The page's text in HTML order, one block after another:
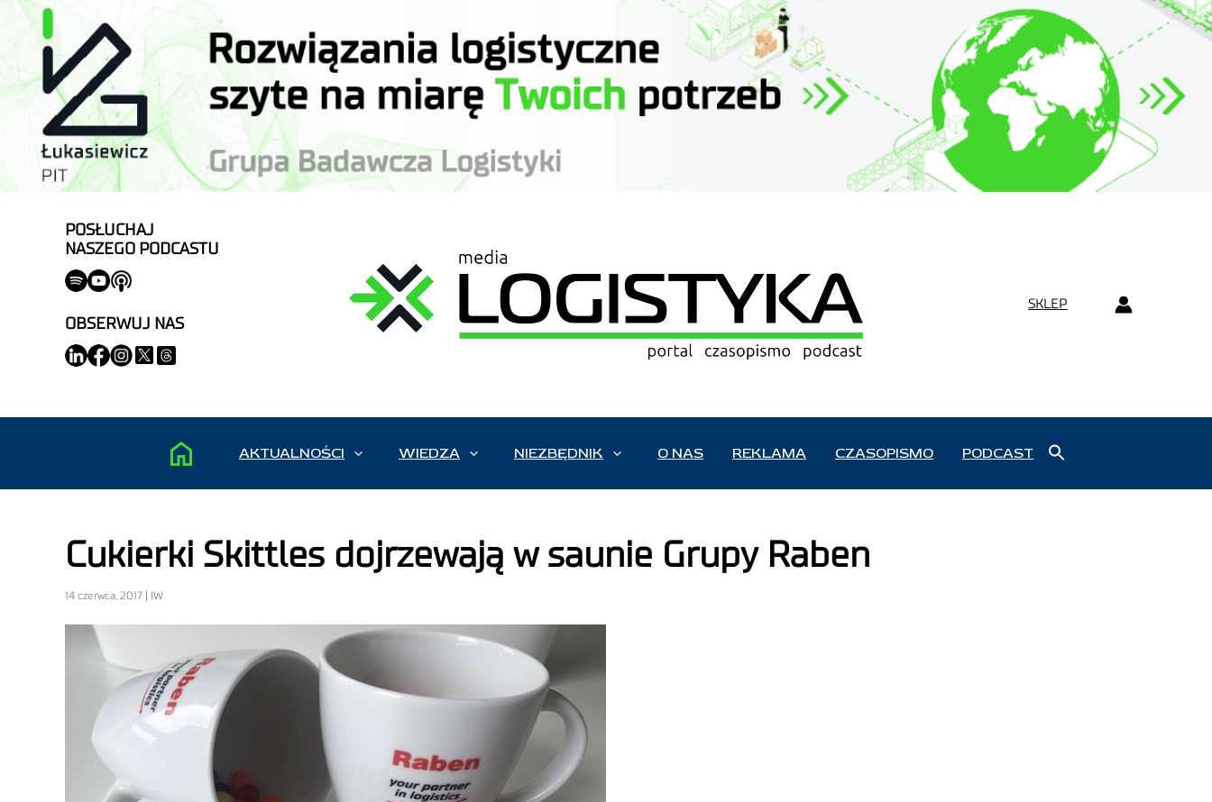
POSŁUCHAJ
NASZEGO PODCASTU
OBSERWUJ NAS
SKLEP
AKTUALNOŚCI WIEDZA NIEZBĘDNIK O NAS REKLAMA CZASOPISMO PODCAST
Cukierki Skittles dojrzewają w saunie Grupy Raben
14 czerwca, 2017 | IW